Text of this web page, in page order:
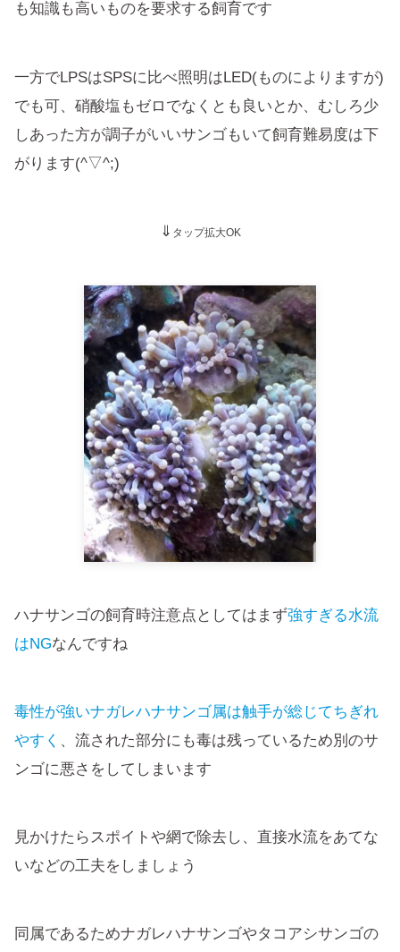
も知識も高いものを要求する飼育です
一方でLPSはSPSに比べ照明はLED(ものによりますが)
でも可、硝酸塩もゼロでなくとも良いとか、むしろ少
しあった方が調子がいいサンゴもいて飼育難易度は下
がります(^▽^;)
⇓ タップ拡大OK
ハナサンゴの飼育時注意点としてはまず強すぎる水流
はNGなんですね
毒性が強いナガレハナサンゴ属は触手が総じてちぎれ
やすく 、流された部分にも毒は残っているため別のサ
ンゴに悪さをしてしまいます
見かけたらスポイトや網で除去し、直接水流をあてな
いなどの工夫をしましょう
同属であるためナガレハナサンゴやタコアシサンゴの